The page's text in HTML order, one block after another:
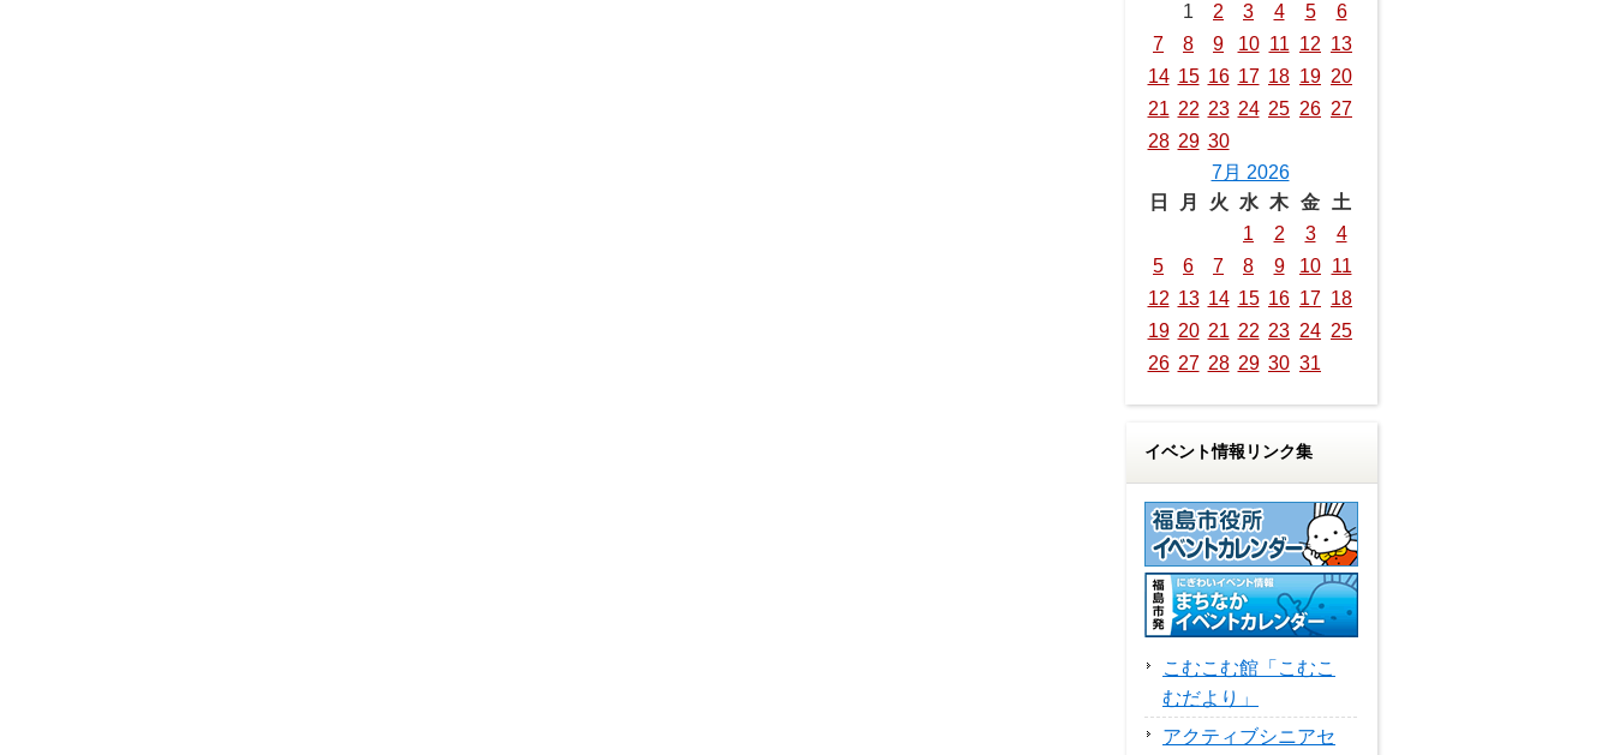
1
2 3 4 5
6
7
8 9 10 11 12 13
14 15 16 17 18 19 20
21 22 23 24 25 26 27
28 29 30
7月 2026
日
月 火 水 木 金
土
1
2 3
4
5
6 7 8 9 10 11
12 13 14 15 16 17 18
19 20 21 22 23 24 25
26 27 28 29 30 31
イベント情報リンク集
こむこむ館「こむこ
むだより」
アクティブシニアセ